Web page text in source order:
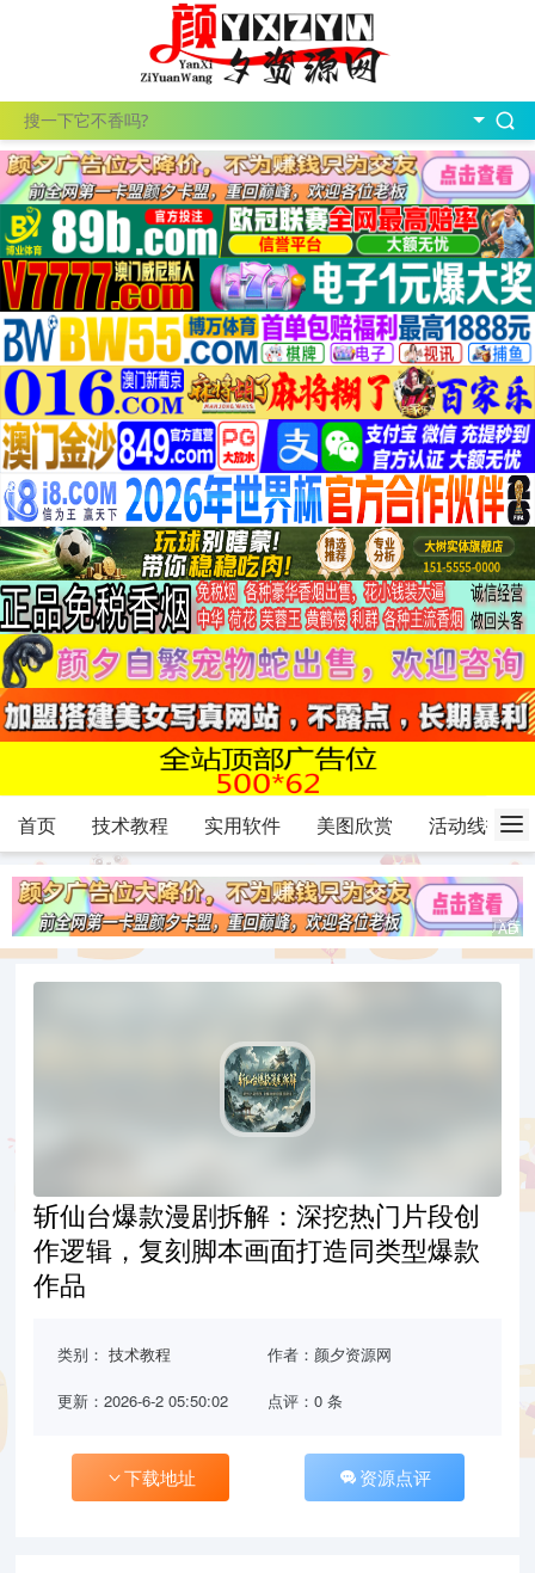
首页 技术教程 实用软件 美图欣赏 活动线报
斩仙台爆款漫剧拆解：深挖热门片段创
作逻辑，复刻脚本画面打造同类型爆款
作品
类别：技术教程 作者：颜夕资源网
更新：2026-6-2 05:50:02 点评：0 条
下载地址 资源点评